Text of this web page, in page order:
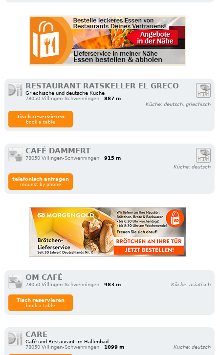
RESTAURANT RATSKELLER EL GRECO
Griechische und deutsche Küche
78050 Villingen-Schwenningen
887 m
Küche: deutsch, griechisch
Tisch reservieren
book a table
CAFÉ DAMMERT
78050 Villingen-Schwenningen
915 m
Küche: deutsch
telefonisch anfragen
request by phone
OM CAFÉ
78050 Villingen-Schwenningen 983 m Küche: asiatisch
Tisch reservieren
book a table
CARE
Café und Restaurant im Hallenbad
78050 Villingen-Schwenningen
1099 m Küche: deutsch